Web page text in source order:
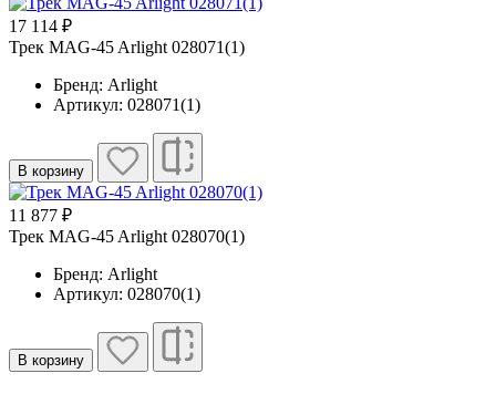
17 114 ₽
Трек MAG-45 Arlight 028071(1)
Бренд: Arlight
Артикул: 028071(1)
В корзину
11 877 ₽
Трек MAG-45 Arlight 028070(1)
Бренд: Arlight
Артикул: 028070(1)
В корзину